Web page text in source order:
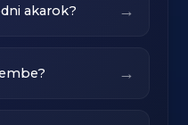
akarok? →
→